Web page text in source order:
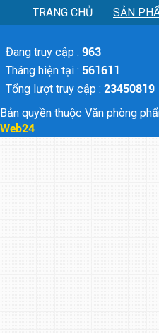
TRANG CHỦ SẢN
Đang truy cập : 963
Tháng hiện tại : 561611
Tổng lượt truy cập : 23450819
Bản quyền thuộc Văn phòng
Web24